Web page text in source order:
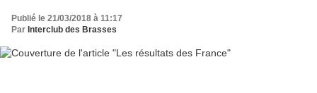
Publié le 21/03/2018 à 11:17
Par Interclub des Brasses